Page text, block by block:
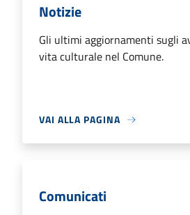
Notizie
Gli ultimi aggiornamenti sugli
vita culturale nel Comune.
VAI ALLA PAGINA
Comunicati